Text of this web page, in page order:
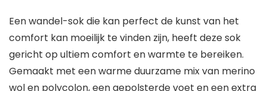
Een wandel-sok die kan perfect de kunst van het
comfort kan moeilijk te vinden zijn, heeft deze sok
gericht op ultiem comfort en warmte te bereiken.
Gemaakt met een warme duurzame mix van merino
wol en polycolon, een gepolsterde voet en een extra